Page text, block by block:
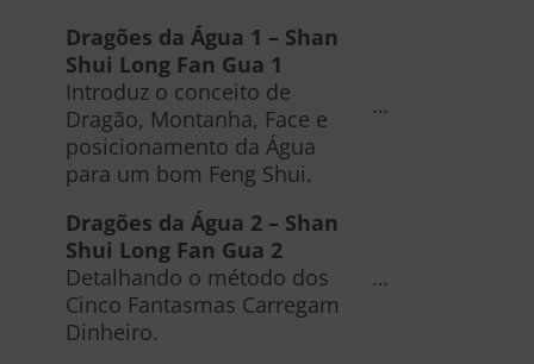
Dragões da Água 1 – Shan
Shui Long Fan Gua 1
Introduz o conceito de
Dragão, Montanha, Face e
posicionamento da Água
para um bom Feng Shui.
…
Dragões da Água 2 – Shan
Shui Long Fan Gua 2
Detalhando o método dos
Cinco Fantasmas Carregam
Dinheiro.
…